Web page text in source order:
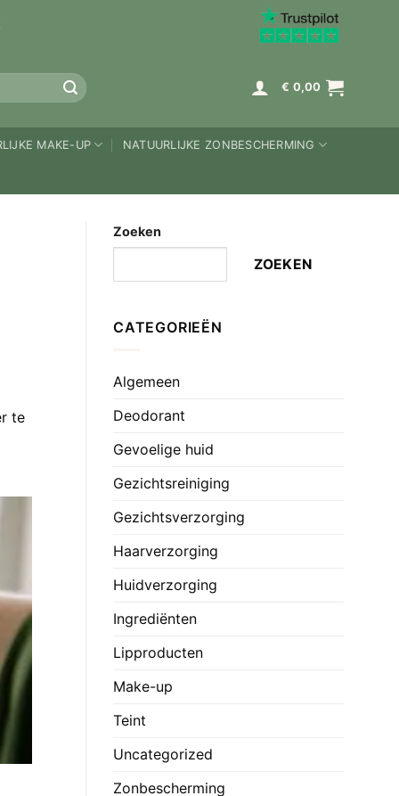
€ 0,00
MAKE-UP NATUURLIJKE ZONBESCHERMING
te
Zoeken
ZOEKEN
CATEGORIEËN
Algemeen
Deodorant
Gevoelige huid
Gezichtsreiniging
Gezichtsverzorging
Haarverzorging
Huidverzorging
Ingrediënten
Lipproducten
Make-up
Teint
Uncategorized
Zonbescherming